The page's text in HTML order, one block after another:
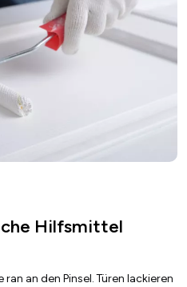
Hilfsmittel
an den Pinsel. Türen lackieren